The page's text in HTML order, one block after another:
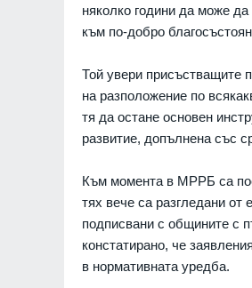
няколко години да може
към по-добро
Той увери присъстващите
на разположение по
тя да остане основен
развитие, допълнена със
Към момента в МРРБ са
тях вече са разгледани
подписвани с общините с
констатирано, че
в нормативната уредба.